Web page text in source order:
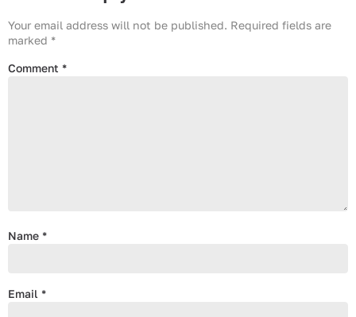
Your email address will not be published. Required fields are
marked *
Comment *
Name *
Email *